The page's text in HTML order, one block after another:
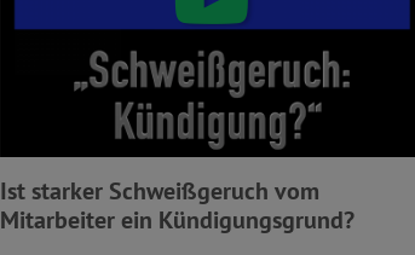
Ist starker Schweißgeruch vom
Mitarbeiter ein Kündigungsgrund?